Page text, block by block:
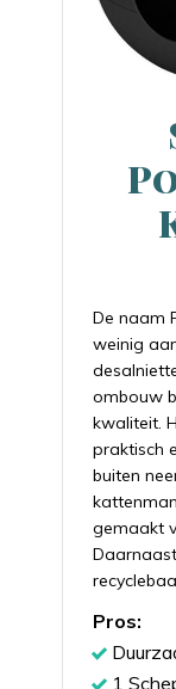
De naam
weinig
ombouw
kwaliteit.
praktisch
buiten
gemaakt
Pros:
1